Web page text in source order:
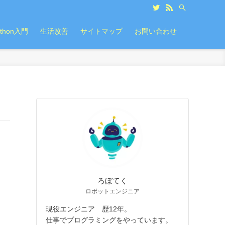
入門 生活改善 サイトマップ お問い合わせ
ろぼてく
ロボットエンジニア
現役エンジニア 歴12年。
仕事でプログラミングをやっています。